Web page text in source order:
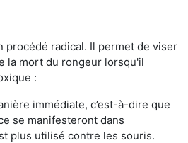
procédé radical. Il permet de viser
la mort du rongeur lorsqu'il
:
immédiate, c’est-à-dire que
se manifesteront dans
plus utilisé contre les souris.